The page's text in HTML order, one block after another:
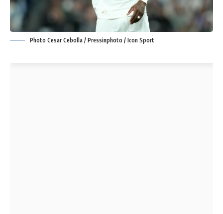
Photo Cesar Cebolla / Pressinphoto / Icon Sport